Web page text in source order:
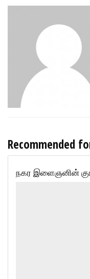
Recommended
நகர இளைஞனின்